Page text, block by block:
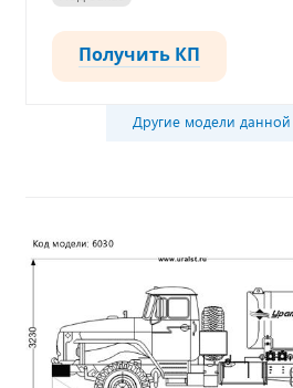
Получить КП
Другие модели данной